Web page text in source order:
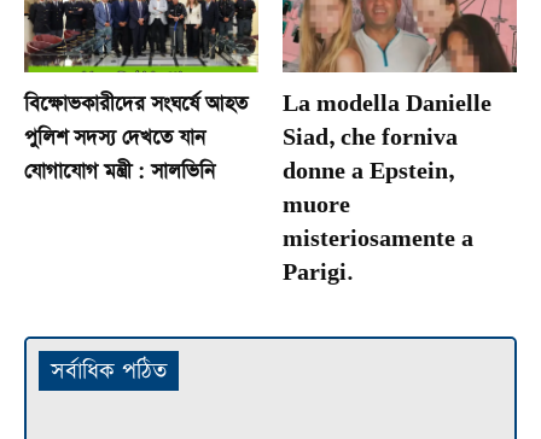
বিক্ষোভকারীদের সংঘর্ষে আহত
পুলিশ সদস্য দেখতে যান
যোগাযোগ মন্ত্রী : সালভিনি
La modella Danielle
Siad, che forniva
donne a Epstein,
muore
misteriosamente a
Parigi.
সর্বাধিক পঠিত